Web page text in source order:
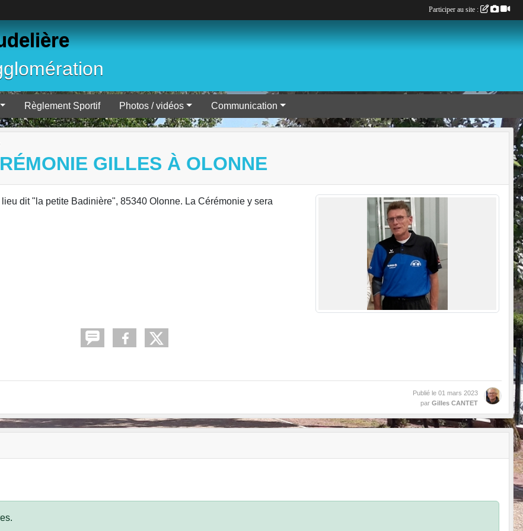
Règlement Sportif Photos / vidéos Communication
GILLES À OLONNE
dit "la petite Badinière", 85340 Olonne. La Cérémonie y sera
Publié le 01 mars 2023
par Gilles CANTET
Participer au site :